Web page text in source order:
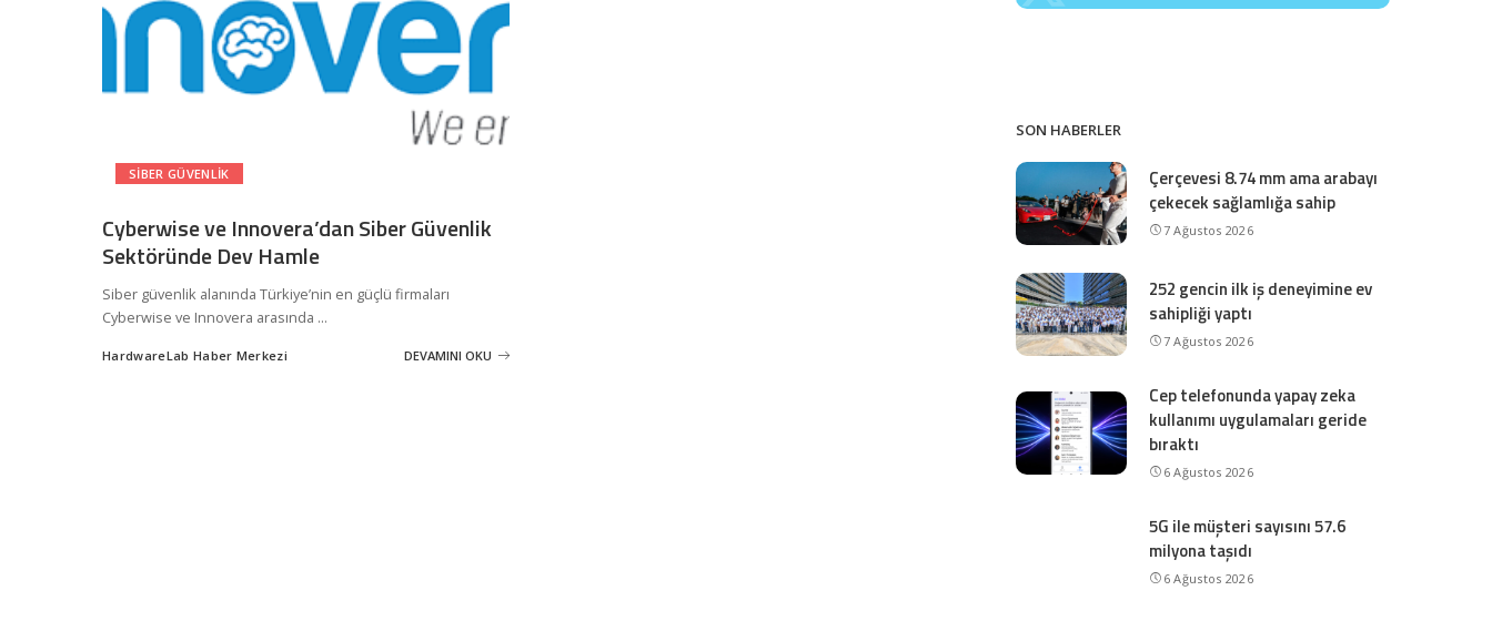
SIBER GÜVENLIK
Cyberwise ve Innovera’dan Siber Güvenlik
Sektöründe Dev Hamle
Siber güvenlik alanında Türkiye’nin en güçlü firmaları
Cyberwise ve Innovera arasında ...
Posted
HardwareLab Haber Merkezi DEVAMINI OKU
SON HABERLER
Çerçevesi 8.74 mm ama arabayı
çekecek sağlamlığa sahip
7 Ağustos 2026
252 gencin ilk iş deneyimine ev
sahipliği yaptı
7 Ağustos 2026
Cep telefonunda yapay zeka
kullanımı uygulamaları geride
bıraktı
6 Ağustos 2026
5G ile müşteri sayısını 57.6
milyona taşıdı
6 Ağustos 2026